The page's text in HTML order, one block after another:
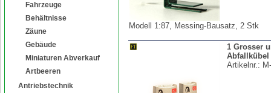
Fahrzeuge
Behältnisse
Zäune
Gebäude
Miniaturen Abverkauf
Artbeeren
Antriebstechnik
Modell 1:87, Messing-Bausatz, 2 Stk
1 Grosser
Abfallkübel
Artikelnr.: